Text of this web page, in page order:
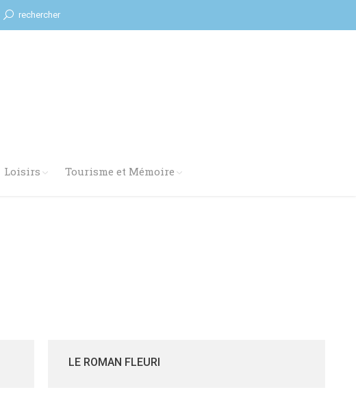
rechercher
Loisirs Tourisme et Mémoire
LE ROMAN FLEURI